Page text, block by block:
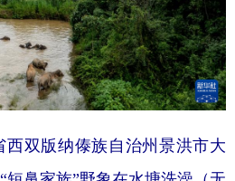
双版纳傣族自治州景洪市大